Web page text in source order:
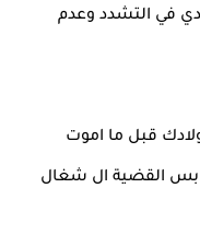
في التشدد وعدم
قبل ما اموت
بس القضية ال شغال